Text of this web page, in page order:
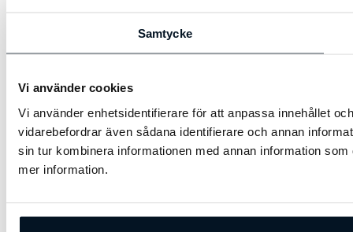
Samtycke
Vi använder cookies
Vi använder enhetsidentifierare för att anpassa innehållet
vidarebefordrar även sådana identifierare och annan
sin tur kombinera informationen med annan information
mer information.